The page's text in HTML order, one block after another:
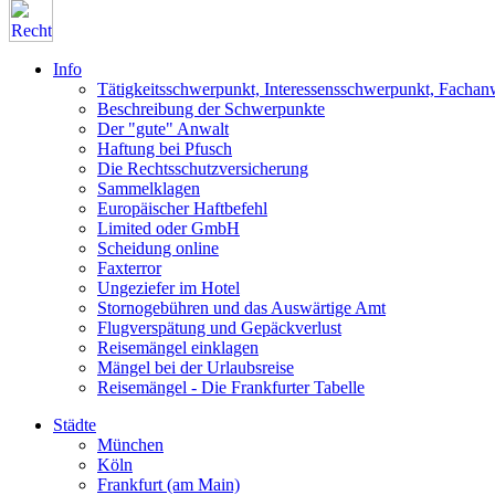
Info
Tätigkeitsschwerpunkt, Interessensschwerpunkt,
Beschreibung der Schwerpunkte
Der "gute" Anwalt
Haftung bei Pfusch
Die Rechtsschutzversicherung
Sammelklagen
Europäischer Haftbefehl
Limited oder GmbH
Scheidung online
Faxterror
Ungeziefer im Hotel
Stornogebühren und das Auswärtige Amt
Flugverspätung und Gepäckverlust
Reisemängel einklagen
Mängel bei der Urlaubsreise
Reisemängel - Die Frankfurter Tabelle
Städte
München
Köln
Frankfurt (am Main)